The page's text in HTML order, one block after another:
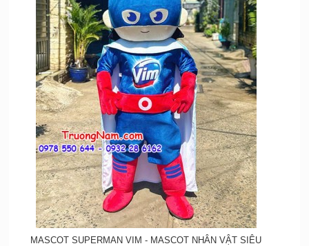
MASCOT SUPERMAN VIM - MASCOT NHÂN VẬT SIÊU